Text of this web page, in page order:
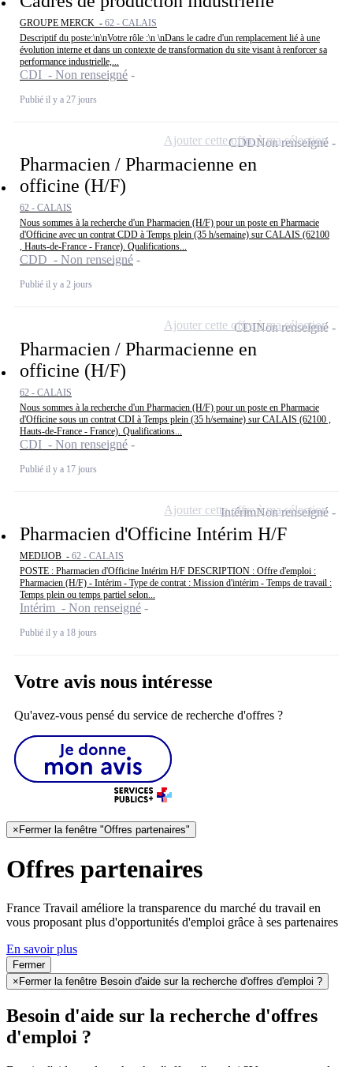
GROUPE MERCK - 62 - CALAIS
Descriptif du poste:\n\nVotre rôle :\n \nDans le cadre d'un remplacement lié à une
évolution interne et dans un contexte de transformation du site visant à renforcer sa
performance industrielle,...
CDI - Non renseigné
Publié il y a 27 jours
Pharmacien / Pharmacienne en
officine (H/F)
62 - CALAIS
Nous sommes à la recherche d'un Pharmacien (H/F) pour un poste en Pharmacie
d'Officine avec un contrat CDD à Temps plein (35 h/semaine) sur CALAIS (62100
, Hauts-de-France - France). Qualifications...
CDD - Non renseigné
Publié il y a 2 jours
CDDNon renseigné
Ajouter cette offre à ma sélection
Pharmacien / Pharmacienne en
officine (H/F)
62 - CALAIS
Nous sommes à la recherche d'un Pharmacien (H/F) pour un poste en Pharmacie
d'Officine sous un contrat CDI à Temps plein (35 h/semaine) sur CALAIS (62100 ,
Hauts-de-France - France). Qualifications...
CDI - Non renseigné
Publié il y a 17 jours
CDINon renseigné
Ajouter cette offre à ma sélection
Pharmacien d'Officine Intérim H/F
MEDIJOB - 62 - CALAIS
POSTE : Pharmacien d'Officine Intérim H/F DESCRIPTION : Offre d'emploi :
Pharmacien (H/F) - Intérim - Type de contrat : Mission d'intérim - Temps de travail :
Temps plein ou temps partiel selon...
Intérim - Non renseigné
Publié il y a 18 jours
IntérimNon renseigné
Ajouter cette offre à ma sélection
Votre avis nous intéresse
Qu'avez-vous pensé du service de recherche d'offres ?
× Fermer la fenêtre "Offres partenaires"
Offres partenaires
France Travail améliore la transparence du marché du travail en
vous proposant plus d'opportunités d'emploi grâce à ses partenaires
En savoir plus
Fermer
× Fermer la fenêtre Besoin d'aide sur la recherche d'offres d'emploi ?
Besoin d'aide sur la recherche d'offres
d'emploi ?